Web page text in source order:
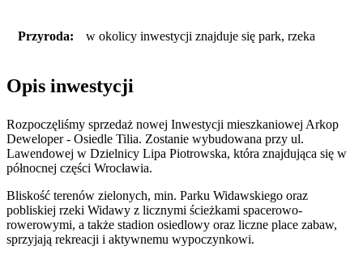
Przyroda: w okolicy inwestycji znajduje się park, rzeka
Opis inwestycji
Rozpoczęliśmy sprzedaż nowej Inwestycji mieszkaniowej Arkop
Deweloper - Osiedle Tilia. Zostanie wybudowana przy ul.
Lawendowej w Dzielnicy Lipa Piotrowska, która znajdująca się w
północnej części Wrocławia.
Bliskość terenów zielonych, min. Parku Widawskiego oraz
pobliskiej rzeki Widawy z licznymi ścieżkami spacerowo-
rowerowymi, a także stadion osiedlowy oraz liczne place zabaw,
sprzyjają rekreacji i aktywnemu wypoczynkowi.